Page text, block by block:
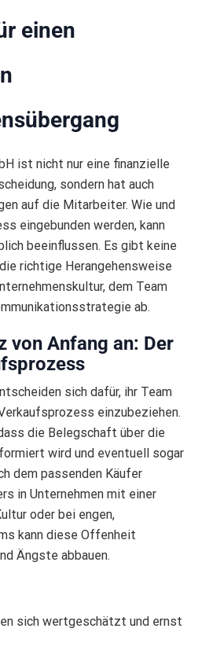
einen
ist nicht nur eine finanzielle
sondern hat auch
auf die Mitarbeiter. Wie und
eingebunden werden, kann
beeinflussen. Es gibt keine
richtige Herangehensweise
dem Team
ab.
von Anfang an: Der
sich dafür, ihr Team
einzubeziehen.
die Belegschaft über die
wird und eventuell sogar
dem passenden Käufer
in Unternehmen mit einer
oder bei engen,
kann diese Offenheit
Ängste abbauen.
sich wertgeschätzt und ernst